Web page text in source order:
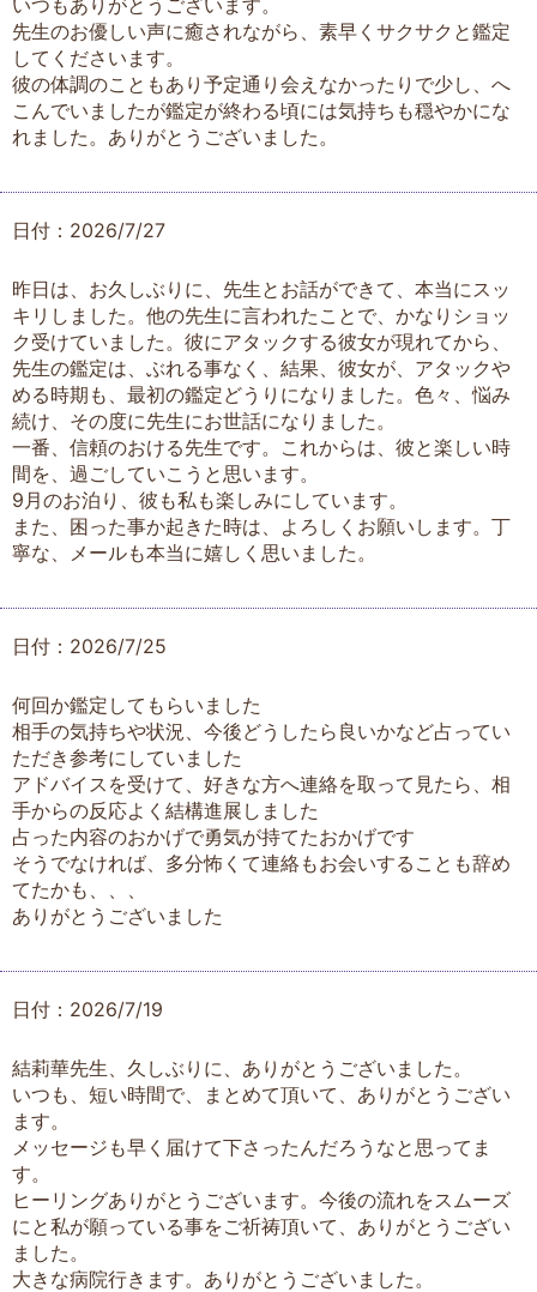
先生のお優しい声に癒されながら、素早くサクサクと鑑定
してくださいます。
彼の体調のこともあり予定通り会えなかったりで少し、へ
こんでいましたが鑑定が終わる頃には気持ちも穏やかにな
れました。ありがとうございました。
日付：2026/7/27
昨日は、お久しぶりに、先生とお話ができて、本当にスッ
キリしました。他の先生に言われたことで、かなりショッ
ク受けていました。彼にアタックする彼女が現れてから、
先生の鑑定は、ぶれる事なく、結果、彼女が、アタックや
める時期も、最初の鑑定どうりになりました。色々、悩み
続け、その度に先生にお世話になりました。
一番、信頼のおける先生です。これからは、彼と楽しい時
間を、過ごしていこうと思います。
9月のお泊り、彼も私も楽しみにしています。
また、困った事か起きた時は、よろしくお願いします。丁
寧な、メールも本当に嬉しく思いました。
日付：2026/7/25
何回か鑑定してもらいました
相手の気持ちや状況、今後どうしたら良いかなど占ってい
ただき参考にしていました
アドバイスを受けて、好きな方へ連絡を取って見たら、相
手からの反応よく結構進展しました
占った内容のおかげで勇気が持てたおかげです
そうでなければ、多分怖くて連絡もお会いすることも辞め
てたかも、、、
ありがとうございました
日付：2026/7/19
結莉華先生、久しぶりに、ありがとうございました。
いつも、短い時間で、まとめて頂いて、ありがとうござい
ます。
メッセージも早く届けて下さったんだろうなと思ってま
す。
ヒーリングありがとうございます。今後の流れをスムーズ
にと私が願っている事をご祈祷頂いて、ありがとうござい
ました。
大きな病院行きます。ありがとうございました。